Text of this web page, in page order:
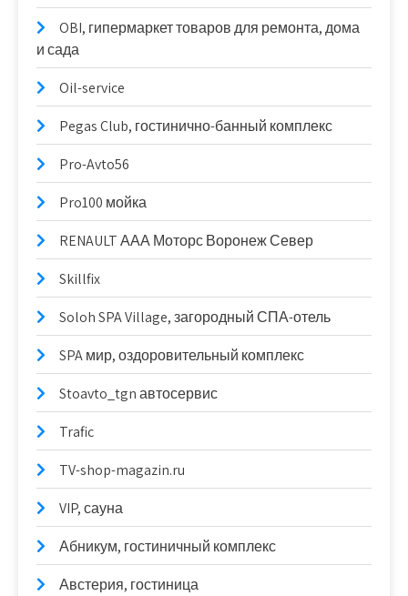
OBI, гипермаркет товаров для ремонта, дома
и сада
Oil-service
Pegas Club, гостинично-банный комплекс
Pro-Avto56
Pro100 мойка
RENAULT ААА Моторс Воронеж Север
Skillfix
Soloh SPA Village, загородный СПА-отель
SPA мир, оздоровительный комплекс
Stoavto_tgn автосервис
Trafic
TV-shop-magazin.ru
VIP, сауна
Абникум, гостиничный комплекс
Австерия, гостиница